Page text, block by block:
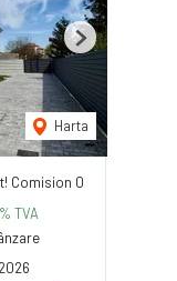
Harta
Next
Comision 0
TVA
2026